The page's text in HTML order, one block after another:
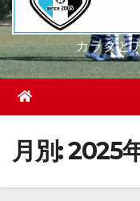
カラダと
月別: 2025